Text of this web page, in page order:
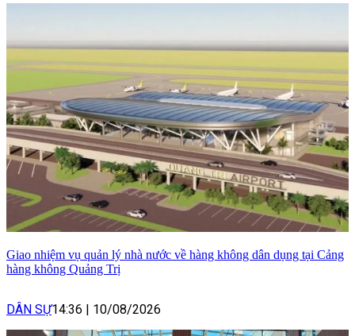
Giao nhiệm vụ quản lý nhà nước về hàng không dân dụng tại Cảng
hàng không Quảng Trị
DÂN SỰ14:36 10/08/2026